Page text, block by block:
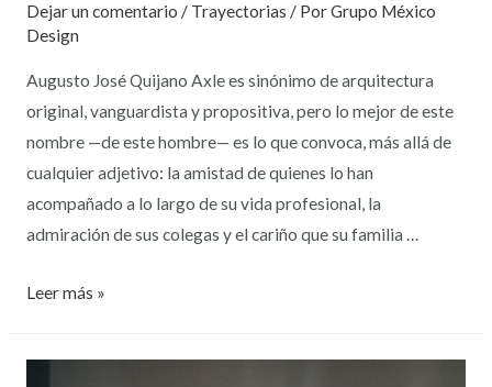
Dejar un comentario / Trayectorias / PorGrupo México
Design
Augusto José Quijano Axle es sinónimo de arquitectura
original, vanguardista y propositiva, pero lo mejor de este
nombre —de este hombre— es lo que convoca, más allá de
cualquier adjetivo: la amistad de quienes lo han
acompañado a lo largo de su vida profesional, la
admiración de sus colegas y el cariño que su familia …
Leer más »